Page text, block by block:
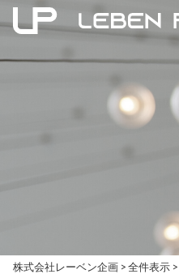
株式会社レーベン企画 >全件表示 >